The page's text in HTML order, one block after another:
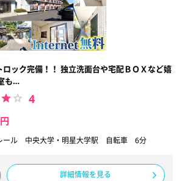
ック完備！！ 独立洗面台や宅配ＢＯＸなど嬉
も…
4
円
ール 中央大学・明星大学駅 自転車 6分
詳細情報を見る